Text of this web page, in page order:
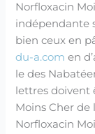
Norfloxacin
indépendante
bien ceux en
du-a.com en
le des
lettres doivent
Moins Cher de
Norfloxacin